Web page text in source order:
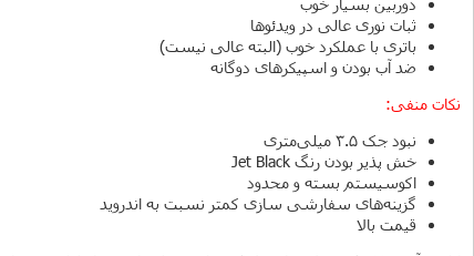
ثبات نوری عالی در ویدئوها
باتری با عملکرد خوب (البته عالی نیست)
ضد آب بودن و اسپیکرهای دوگانه
نکات منفی:
نبود جک 3.5 میلی‌متری
خش پذیر بودن رنگ Jet Black
اکوسیستم بسته و محدود
گزینه‌های سفارشی سازی کمتر نسبت به اندروید
قیمت بالا